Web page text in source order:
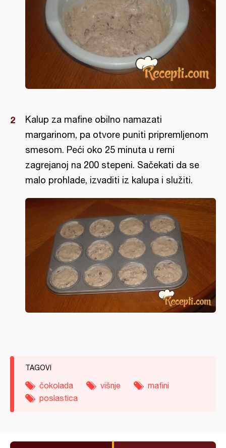
Kalup za mafine obilno namazati
margarinom, pa otvore puniti pripremljenom
smesom. Peći oko 25 minuta u rerni
zagrejanoj na 200 stepeni. Sačekati da se
malo prohlade, izvaditi iz kalupa i služiti.
TAGOVI
čokolada višnje
mafini
poslastica